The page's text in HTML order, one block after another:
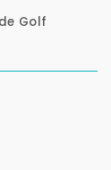
Golf